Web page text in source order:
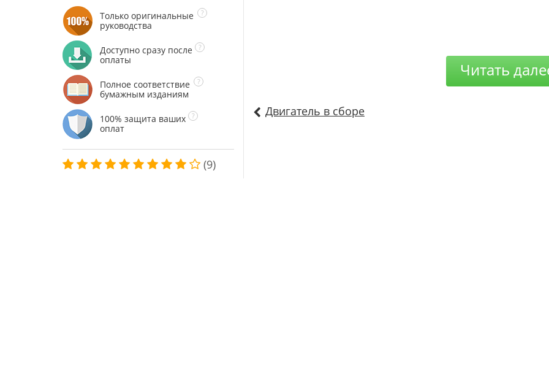
Только оригинальные
руководства
Доступно сразу после
оплаты
Полное соответствие
бумажным изданиям
100% защита ваших
оплат
(9)
Читать
Двигатель в сборе